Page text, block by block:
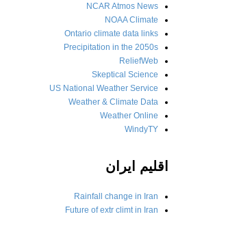
NCAR Atmos News
NOAA Climate
Ontario climate data links
Precipitation in the 2050s
ReliefWeb
Skeptical Science
US National Weather Service
Weather & Climate Data
Weather Online
WindyTY
اقلیم ایران
Rainfall change in Iran
Future of extr climt in Iran